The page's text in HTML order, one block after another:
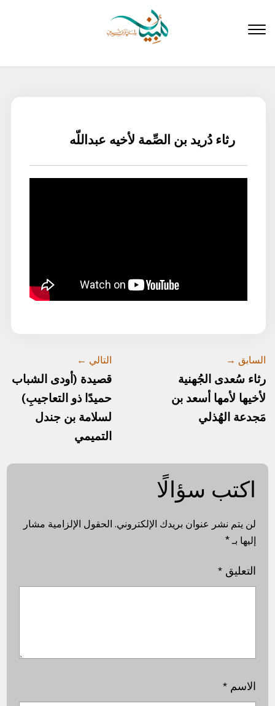
المحتوى
رثاء دُريد بن الصِّمة لأخيه عبداللّه
السابق →
رثاء سُعدى الجُهنية
لأخيها لأمها أسعد بن
مَجدعة الهُذلي
التالي ←
قصيدة (أودى الشباب
حميدًا ذو التعاجيبِ)
لسلامة بن جندل
التميمي
اكتب سؤالًا
لن يتم نشر عنوان بريدك الإلكتروني. الحقول الإلزامية مشار
إليها بـ*
التعليق*
الاسم*